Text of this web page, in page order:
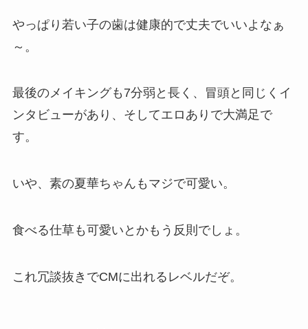
やっぱり若い子の歯は健康的で丈夫でいいよなぁ
～。
最後のメイキングも7分弱と長く、冒頭と同じくイ
ンタビューがあり、そしてエロありで大満足で
す。
いや、素の夏華ちゃんもマジで可愛い。
食べる仕草も可愛いとかもう反則でしょ。
これ冗談抜きでCMに出れるレベルだぞ。